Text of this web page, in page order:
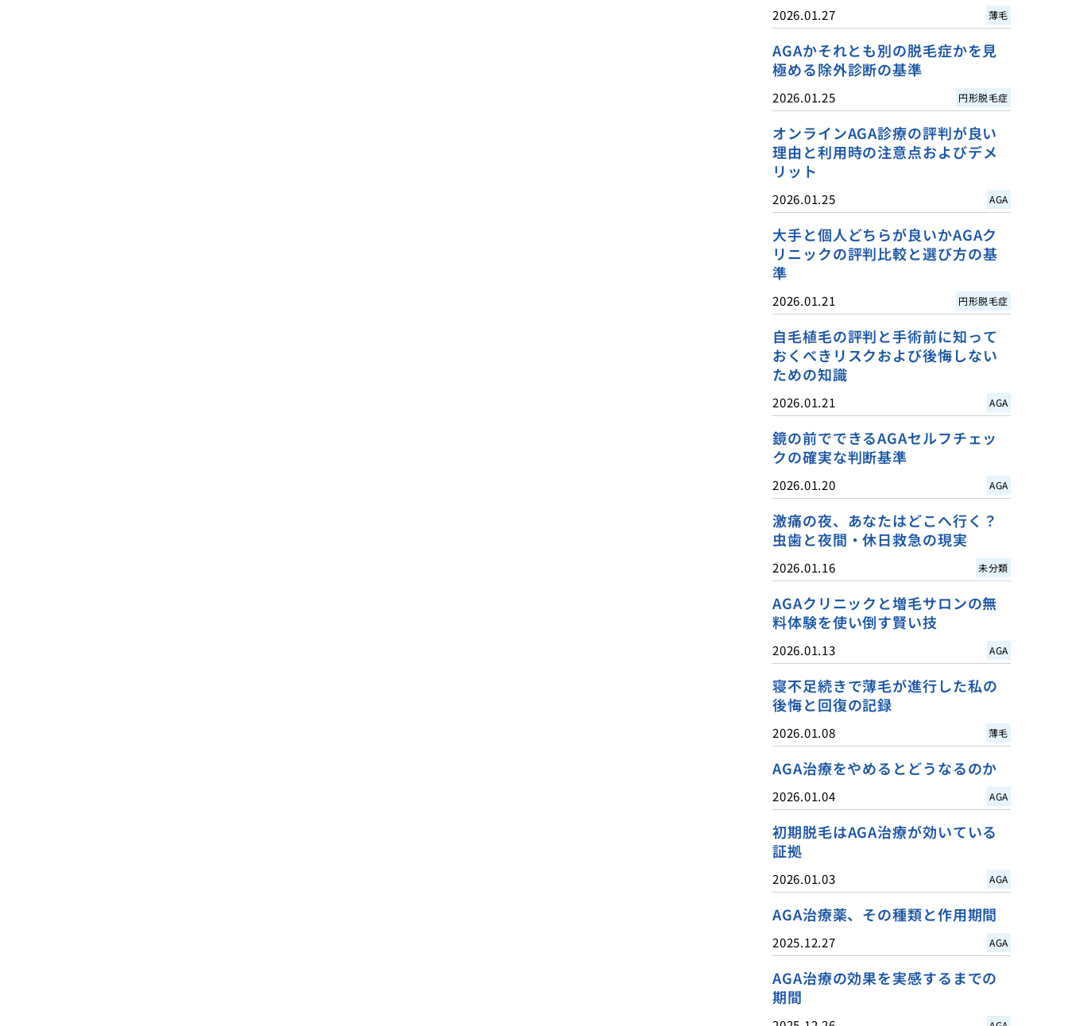
2026.01.27 薄毛
AGAかそれとも別の脱毛症かを見
極める除外診断の基準
2026.01.25 円形脱毛症
オンラインAGA診療の評判が良い
理由と利用時の注意点およびデメ
リット
2026.01.25 AGA
大手と個人どちらが良いかAGAク
リニックの評判比較と選び方の基
準
2026.01.21 円形脱毛症
自毛植毛の評判と手術前に知って
おくべきリスクおよび後悔しない
ための知識
2026.01.21 AGA
鏡の前でできるAGAセルフチェッ
クの確実な判断基準
2026.01.20 AGA
激痛の夜、あなたはどこへ行く？
虫歯と夜間・休日救急の現実
2026.01.16 未分類
AGAクリニックと増毛サロンの無
料体験を使い倒す賢い技
2026.01.13 AGA
寝不足続きで薄毛が進行した私の
後悔と回復の記録
2026.01.08 薄毛
AGA治療をやめるとどうなるのか
2026.01.04 AGA
初期脱毛はAGA治療が効いている
証拠
2026.01.03 AGA
AGA治療薬、その種類と作用期間
2025.12.27 AGA
AGA治療の効果を実感するまでの
期間